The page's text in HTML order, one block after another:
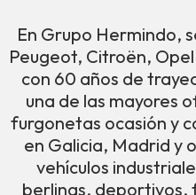
En Grupo Hermindo,
Peugeot, Citroën,
con 60 años de
una de las mayores
furgonetas ocasión y
en Galicia, Madrid y
vehículos
berlinas, deportivos,